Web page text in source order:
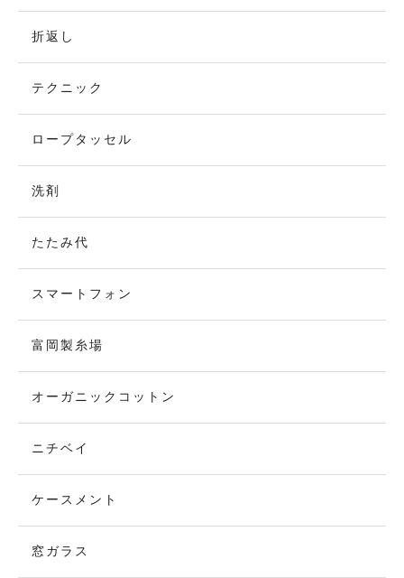
折返し
テクニック
ロープタッセル
洗剤
たたみ代
スマートフォン
富岡製糸場
オーガニックコットン
ニチベイ
ケースメント
窓ガラス